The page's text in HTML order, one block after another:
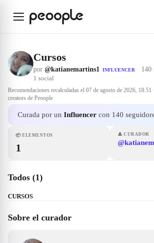
Cursos
por @katianemartins1 INFLUENCER · 140
1 social
Recomendaciones recalculadas el 07 de agosto de 2026, 18:51 ·
creators de Peoople
Curada por un Influencer con 140
📦 ELEMENTOS
1
👤 CURADOR
Todos (1)
CURSOS
Sobre el curador